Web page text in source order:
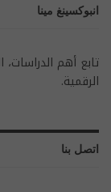
انبوكسينغ مينا
تابع أهم الدراسات،
الرقمية.
اتصل بنا